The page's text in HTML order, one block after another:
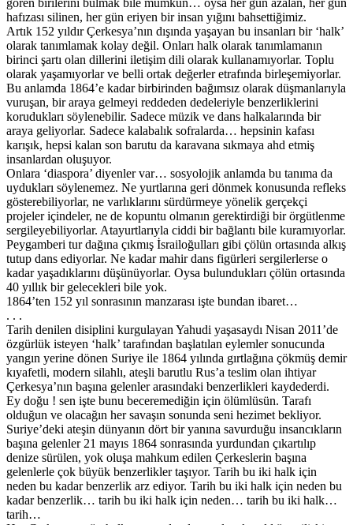
gören birilerini bulmak bile mümkün… oysa her gün azalan, her gün
hafızası silinen, her gün eriyen bir insan yığını bahsettiğimiz.
Artık 152 yıldır Çerkesya’nın dışında yaşayan bu insanları bir ‘halk’
olarak tanımlamak kolay değil. Onları halk olarak tanımlamanın
birinci şartı olan dillerini iletişim dili olarak kullanamıyorlar. Toplu
olarak yaşamıyorlar ve belli ortak değerler etrafında birleşemiyorlar.
Bu anlamda 1864’e kadar birbirinden bağımsız olarak düşmanlarıyla
vuruşan, bir araya gelmeyi reddeden dedeleriyle benzerliklerini
korudukları söylenebilir. Sadece müzik ve dans halkalarında bir
araya geliyorlar. Sadece kalabalık sofralarda… hepsinin kafası
karışık, hepsi kalan son barutu da karavana sıkmaya ahd etmiş
insanlardan oluşuyor.
Onlara ‘diaspora’ diyenler var… sosyolojik anlamda bu tanıma da
uydukları söylenemez. Ne yurtlarına geri dönmek konusunda refleks
gösterebiliyorlar, ne varlıklarını sürdürmeye yönelik gerçekçi
projeler içindeler, ne de kopuntu olmanın gerektirdiği bir örgütlenme
sergileyebiliyorlar. Atayurtlarıyla ciddi bir bağlantı bile kuramıyorlar.
Peygamberi tur dağına çıkmış İsrailoğulları gibi çölün ortasında alkış
tutup dans ediyorlar. Ne kadar mahir dans figürleri sergilerlerse o
kadar yaşadıklarını düşünüyorlar. Oysa bulundukları çölün ortasında
40 yıllık bir gelecekleri bile yok.
1864’ten 152 yıl sonrasının manzarası işte bundan ibaret…
. . .
Tarih denilen disiplini kurgulayan Yahudi yaşasaydı Nisan 2011’de
özgürlük isteyen ‘halk’ tarafından başlatılan eylemler sonucunda
yangın yerine dönen Suriye ile 1864 yılında gırtlağına çökmüş demir
kıyafetli, modern silahlı, ateşli barutlu Rus’a teslim olan ihtiyar
Çerkesya’nın başına gelenler arasındaki benzerlikleri kaydederdi.
Ey doğu ! sen işte bunu beceremediğin için ölümlüsün. Tarafı
olduğun ve olacağın her savaşın sonunda seni hezimet bekliyor.
Suriye’deki ateşin dünyanın dört bir yanına savurduğu insancıkların
başına gelenler 21 mayıs 1864 sonrasında yurdundan çıkartılıp
denize sürülen, yok oluşa mahkum edilen Çerkeslerin başına
gelenlerle çok büyük benzerlikler taşıyor. Tarih bu iki halk için
neden bu kadar benzerlik arz ediyor. Tarih bu iki halk için neden bu
kadar benzerlik… tarih bu iki halk için neden… tarih bu iki halk…
tarih…